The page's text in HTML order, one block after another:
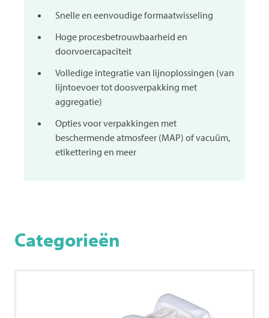
Snelle en eenvoudige formaatwisseling
Hoge procesbetrouwbaarheid en
doorvoercapaciteit
Volledige integratie van lijnoplossingen (van
lijntoevoer tot doosverpakking met
aggregatie)
Opties voor verpakkingen met
beschermende atmosfeer (MAP) of vacuüm,
etikettering en meer
Categorieën